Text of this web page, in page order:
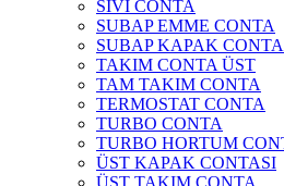
SIVI CONTA
SUBAP EMME CONTA
SUBAP KAPAK CONTA
TAKIM CONTA ÜST
TAM TAKIM CONTA
TERMOSTAT CONTA
TURBO CONTA
TURBO HORTUM
ÜST KAPAK CONTASI